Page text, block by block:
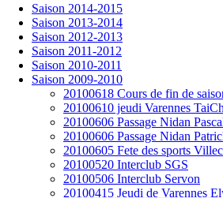
Saison 2014-2015
Saison 2013-2014
Saison 2012-2013
Saison 2011-2012
Saison 2010-2011
Saison 2009-2010
20100618 Cours de fin de
20100610 jeudi Varennes
20100606 Passage Nidan
20100606 Passage Nidan
20100605 Fete des sports
20100520 Interclub SGS
20100506 Interclub Servon
20100415 Jeudi de Varennes